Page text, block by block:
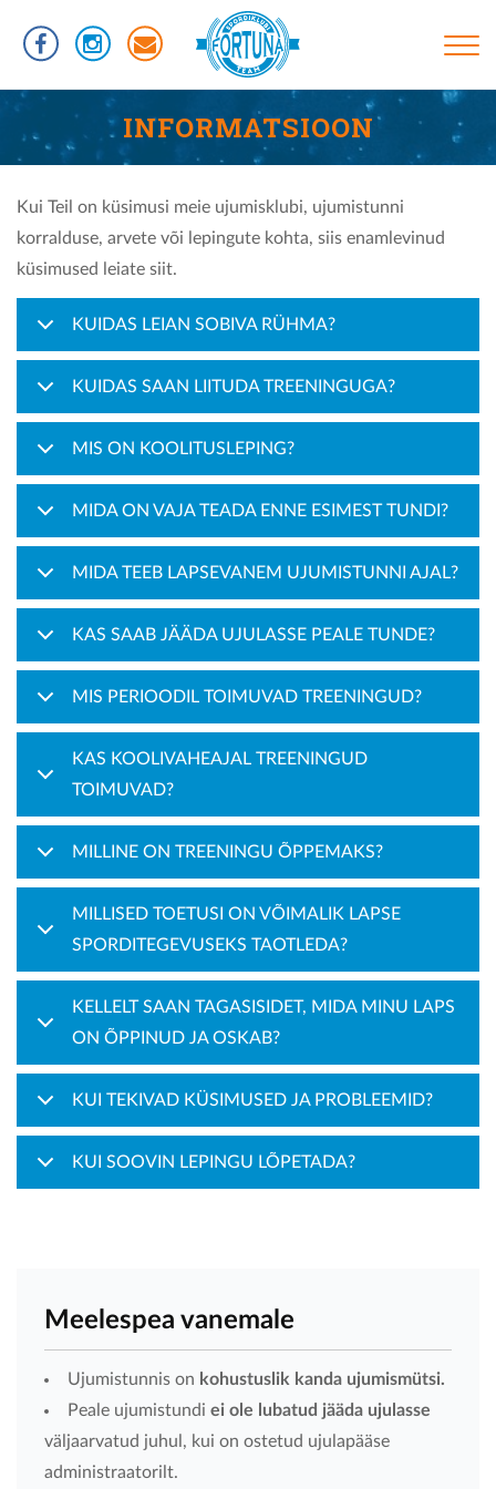
edasi
PõhinavigatsioonTREENINGUD
INFORMATSIOON
RÜHMAD
UJUMISTASEMED
VÕISTLUSED
TREENERID
SPORTLASED
KONTAKT
INFORMATSIOON
Kui Teil on küsimusi meie ujumisklubi, ujumistunni
korralduse, arvete või lepingute kohta, siis enamlevinud
küsimused leiate siit.
KUIDAS LEIAN SOBIVA RÜHMA?
KUIDAS SAAN LIITUDA TREENINGUGA?
MIS ON KOOLITUSLEPING?
MIDA ON VAJA TEADA ENNE ESIMEST TUNDI?
MIDA TEEB LAPSEVANEM UJUMISTUNNI AJAL?
KAS SAAB JÄÄDA UJULASSE PEALE TUNDE?
MIS PERIOODIL TOIMUVAD TREENINGUD?
KAS KOOLIVAHEAJAL TREENINGUD
TOIMUVAD?
MILLINE ON TREENINGU ÕPPEMAKS?
MILLISED TOETUSI ON VÕIMALIK LAPSE
SPORDITEGEVUSEKS TAOTLEDA?
KELLELT SAAN TAGASISIDET, MIDA MINU LAPS
ON ÕPPINUD JA OSKAB?
KUI TEKIVAD KÜSIMUSED JA PROBLEEMID?
KUI SOOVIN LEPINGU LÕPETADA?
Meelespea vanemale
Ujumistunnis on kohustuslik kanda ujumismütsi.
Peale ujumistundi ei ole lubatud jääda ujulasse
väljaarvatud juhul, kui on ostetud ujulapääse
administraatorilt.